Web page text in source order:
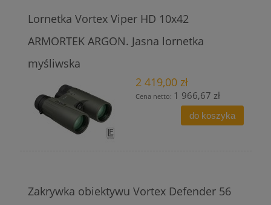
Lornetka Vortex Viper HD 10x42
ARMORTEK ARGON. Jasna lornetka
myśliwska
2 419,00 zł
Cena netto: 1 966,67 zł
do koszyka
Zakrywka obiektywu Vortex Defender 56